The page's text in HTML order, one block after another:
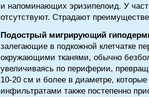
и напоминающих эризипелоид. У
отсутствуют. Страдают
Подострый мигрирующий
залегающие в подкожной клетчатке
окружающими тканями, обычно
увеличиваясь по периферии,
10-20 см и более в диаметре,
инфильтратами также постепенно